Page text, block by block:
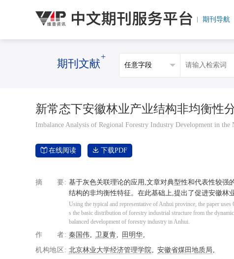
期刊导航
期刊文献
+
新常态下安徽林业产业结构非均衡性
Imbalance Analysis of Regional Forestry Industry Development in the
在线阅读 下载PDF
摘要
基于灰色关联理论的应用,文章对典型性和代表性较
结构的非均衡性特征。在此基础上,提出了促进安徽林
Using the typical and representative of Anhui province, the paper
s the basic distribution of forestry industrial structure from the
balanced development of forestry industry in Anhui.
作者 秦国伟 卫夏青 田明华
机构地区 北京林业大学经济管理学院 安徽省煤田地质局